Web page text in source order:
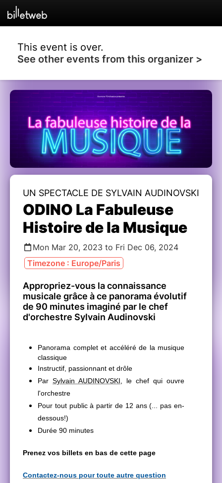
This event is over.
See other events from this organizer >
UN SPECTACLE DE SYLVAIN AUDINOVSKI
ODINO La Fabuleuse
Histoire de la Musique
Mon Mar 20, 2023 to Fri Dec 06, 2024
Timezone : Europe/Paris
Appropriez-vous la connaissance
musicale grâce à ce panorama évolutif
de 90 minutes imaginé par le chef
d'orchestre Sylvain Audinovski
Panorama complet et accéléré de la musique
classique
Instructif, passionnant et drôle
Par Sylvain AUDINOVSKI , le chef qui ouvre
l'orchestre
Pour tout public à partir de 12 ans (... pas en-
dessous!)
Durée 90 minutes
Prenez vos billets en bas de cette page
Contactez-nous pour toute autre question